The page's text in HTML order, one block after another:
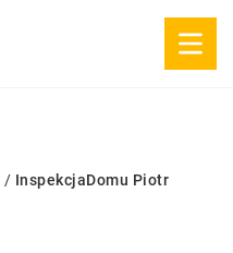
/ InspekcjaDomu Piotr